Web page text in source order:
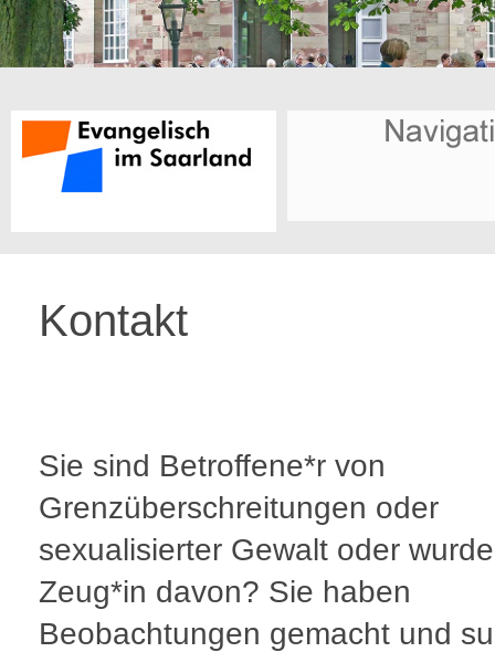
Kontakt
Sie sind Betroffene*r von
Grenzüberschreitungen oder
sexualisierter Gewalt oder
Zeug*in davon? Sie haben
Beobachtungen gemacht und